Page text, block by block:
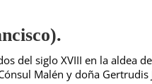
del siglo XVIII en la aldea
Malén y doña Gertrudis